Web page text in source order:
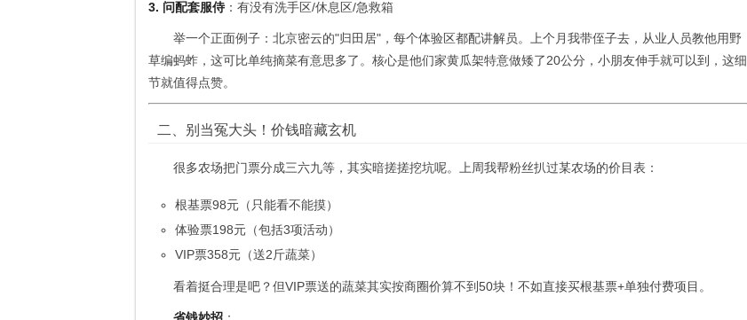
3. 问配套服侍 ：有没有洗手区/休息区/急救箱
举一个正面例子：北京密云的"归田居"，每个体验区都配讲解员。上个月我带侄子去，从业人员教他用野
草编蚂蚱，这可比单纯摘菜有意思多了。核心是他们家黄瓜架特意做矮了20公分，小朋友伸手就可以到，这细
节就值得点赞。
二、别当冤大头！价钱暗藏玄机
很多农场把门票分成三六九等，其实暗搓搓挖坑呢。上周我帮粉丝扒过某农场的价目表：
根基票98元（只能看不能摸）
体验票198元（包括3项活动）
VIP票358元（送2斤蔬菜）
看着挺合理是吧？但VIP票送的蔬菜其实按商圈价算不到50块！不如直接买根基票+单独付费项目。